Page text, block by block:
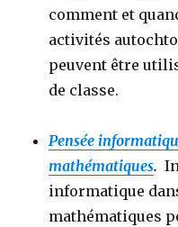
comment et
activités
peuvent être
de classe.
Pensée
mathématiques.
informatique
mathématiques